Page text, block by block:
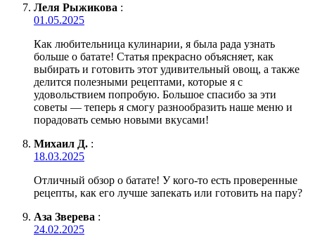
Леля Рыжикова :
01.05.2025
Как любительница кулинарии, я была рада узнать
больше о батате! Статья прекрасно объясняет, как
выбирать и готовить этот удивительный овощ, а также
делится полезными рецептами, которые я с
удовольствием попробую. Большое спасибо за эти
советы — теперь я смогу разнообразить наше меню и
порадовать семью новыми вкусами!
Михаил Д. :
18.03.2025
Отличный обзор о батате! У кого-то есть проверенные
рецепты, как его лучше запекать или готовить на пару?
Аза Зверева :
24.02.2025